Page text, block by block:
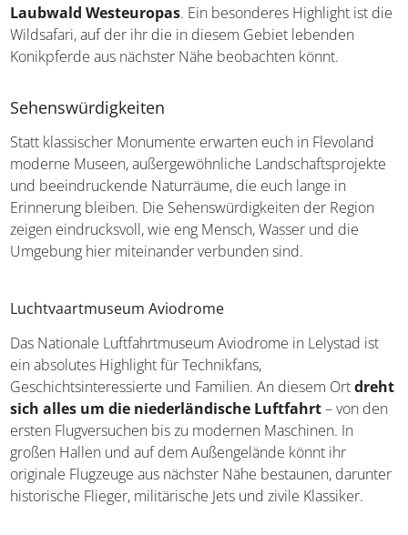
Laubwald Westeuropas. Ein besonderes Highlight ist die
Wildsafari, auf der ihr die in diesem Gebiet lebenden
Konikpferde aus nächster Nähe beobachten könnt.
Sehenswürdigkeiten
Statt klassischer Monumente erwarten euch in Flevoland
moderne Museen, außergewöhnliche Landschaftsprojekte
und beeindruckende Naturräume, die euch lange in
Erinnerung bleiben. Die Sehenswürdigkeiten der Region
zeigen eindrucksvoll, wie eng Mensch, Wasser und die
Umgebung hier miteinander verbunden sind.
Luchtvaartmuseum Aviodrome
Das Nationale Luftfahrtmuseum Aviodrome in Lelystad ist
ein absolutes Highlight für Technikfans,
Geschichtsinteressierte und Familien. An diesem Ortdreht
sich alles um die niederländische Luftfahrt– von den
ersten Flugversuchen bis zu modernen Maschinen. In
großen Hallen und auf dem Außengelände könnt ihr
originale Flugzeuge aus nächster Nähe bestaunen, darunter
historische Flieger, militärische Jets und zivile Klassiker.